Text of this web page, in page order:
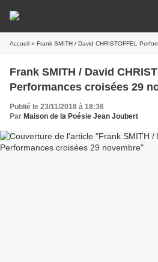
Accueil » Frank SMITH / David CHRISTOFFEL
Frank SMITH / David
Performances croisées 29
Publié le 23/11/2018 à 18:36
Par Maison de la Poésie Jean Joubert